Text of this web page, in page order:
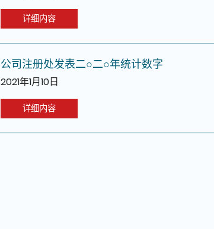
详细内容
公司注册处发表二○二○年统计数字
2021年1月10日
详细内容